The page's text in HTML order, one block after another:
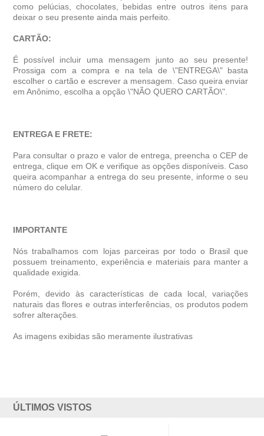
como pelúcias, chocolates, bebidas entre outros itens para
deixar o seu presente ainda mais perfeito.
CARTÃO:
É possível incluir uma mensagem junto ao seu presente!
Prossiga com a compra e na tela de \"ENTREGA\" basta
escolher o cartão e escrever a mensagem. Caso queira enviar
em Anônimo, escolha a opção \"NÃO QUERO CARTÃO\".
ENTREGA E FRETE:
Para consultar o prazo e valor de entrega, preencha o CEP de
entrega, clique em OK e verifique as opções disponíveis. Caso
queira acompanhar a entrega do seu presente, informe o seu
número do celular.
IMPORTANTE
Nós trabalhamos com lojas parceiras por todo o Brasil que
possuem treinamento, experiência e materiais para manter a
qualidade exigida.
Porém, devido às características de cada local, variações
naturais das flores e outras interferências, os produtos podem
sofrer alterações.
As imagens exibidas são meramente ilustrativas
ÚLTIMOS VISTOS